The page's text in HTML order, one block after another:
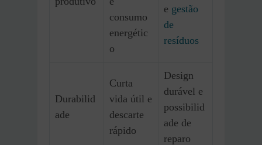
consumo
energétic
o
e gestão
de
resíduos
Durabilid
ade
Curta
vida útil e
descarte
rápido
Design
durável e
possibilid
ade de
reparo